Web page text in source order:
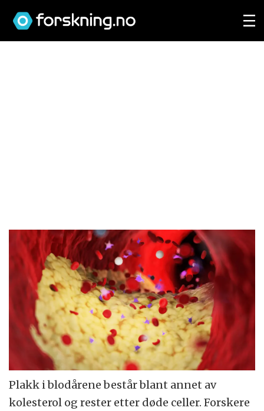
Plakk i blodårene består blant annet av
kolesterol og rester etter døde celler. Forskere